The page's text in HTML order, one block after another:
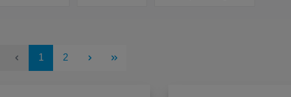
Seite
1 Seite
2